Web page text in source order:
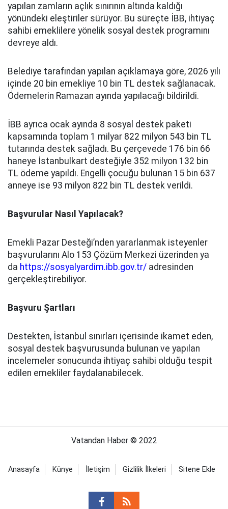
yapılan zamların açlık sınırının altında kaldığı
yönündeki eleştiriler sürüyor. Bu süreçte İBB, ihtiyaç
sahibi emeklilere yönelik sosyal destek programını
devreye aldı.
Belediye tarafından yapılan açıklamaya göre, 2026 yılı
içinde 20 bin emekliye 10 bin TL destek sağlanacak.
Ödemelerin Ramazan ayında yapılacağı bildirildi.
İBB ayrıca ocak ayında 8 sosyal destek paketi
kapsamında toplam 1 milyar 822 milyon 543 bin TL
tutarında destek sağladı. Bu çerçevede 176 bin 66
haneye İstanbulkart desteğiyle 352 milyon 132 bin
TL ödeme yapıldı. Engelli çocuğu bulunan 15 bin 637
anneye ise 93 milyon 822 bin TL destek verildi.
Başvurular Nasıl Yapılacak?
Emekli Pazar Desteği’nden yararlanmak isteyenler
başvurularını Alo 153 Çözüm Merkezi üzerinden ya
da https://sosyalyardim.ibb.gov.tr/ adresinden
gerçekleştirebiliyor.
Başvuru Şartları
Destekten, İstanbul sınırları içerisinde ikamet eden,
sosyal destek başvurusunda bulunan ve yapılan
incelemeler sonucunda ihtiyaç sahibi olduğu tespit
edilen emekliler faydalanabilecek.
Vatandan Haber © 2022
Anasayfa Künye İletişim Gizlilik İlkeleri Sitene Ekle